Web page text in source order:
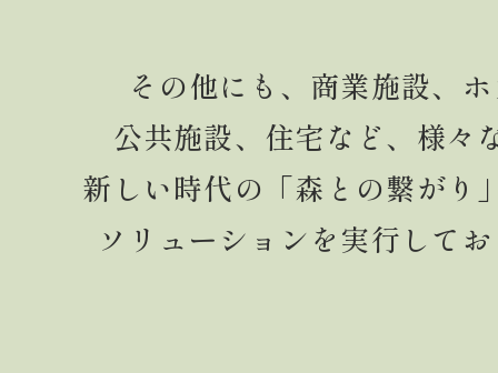
その他にも、商業施設、
公共施設、住宅など、様々
新しい時代の「森との繋がり
ソリューションを実行して